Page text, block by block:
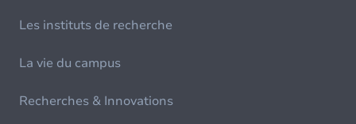
Les instituts de recherche
La vie du campus
Recherches & Innovations